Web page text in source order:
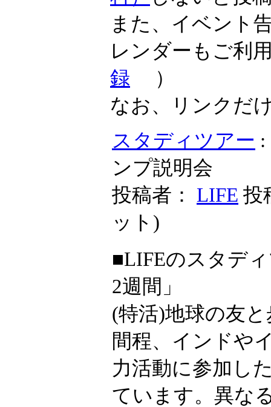
また、イベント
レンダーもご利
録 ）
なお、リンクだ
スタディツアー :
ンプ説明会
投稿者： LIFE 投
ット )
■LIFEのスタデ
2週間」
(特活)地球の友
間程、インドや
力活動に参加し
ています。異な